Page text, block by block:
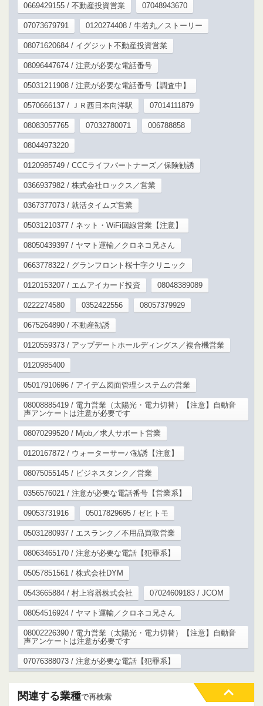
0669429155 / 不動産投資営業 07048943670
07073679791 0120274408 / 牛若丸／ストーリー
08071620684 / イグジット不動産投資営業
08096447674 / 注意が必要な電話番号
05031211908 / 注意が必要な電話番号【調査中】
0570666137 / ＪＲ西日本向洋駅 07014111879
08083057765 07032780071 006788858
08044973220
0120985749 / CCCライフパートナーズ／保険勧誘
0366937982 / 株式会社ロックス／営業
0367377073 / 就活タイムズ営業
05031210377 / ネット・WiFi回線営業【注意】
08050439397 / ヤマト運輸／クロネコ兄さん
0663778322 / グランフロント桜十字クリニック
0120153207 / エムアイカード投資 08048389089
0222274580 0352422556 08057379929
0675264890 / 不動産勧誘
0120559373 / アップデートホールディングス／複合機営業
0120985400
05017910696 / アイデム図面管理システムの営業
08008885419 / 電力営業（太陽光・電力切替）【注意】自動音
声アンケートは注意が必要です
08070299520 / Mjob／求人サポート営業
0120167872 / ウォーターサーバ勧誘【注意】
08075055145 / ビジネスタンク／営業
0356576021 / 注意が必要な電話番号【営業系】
09053731916 05017829695 / ゼヒトモ
05031280937 / エスランク／不用品買取営業
08063465170 / 注意が必要な電話【犯罪系】
05057851561 / 株式会社DYM
0543665884 / 村上容器株式会社 07024609183 / JCOM
08054516924 / ヤマト運輸／クロネコ兄さん
08002226390 / 電力営業（太陽光・電力切替）【注意】自動音
声アンケートは注意が必要です
07076388073 / 注意が必要な電話【犯罪系】
関連する業種で再検索